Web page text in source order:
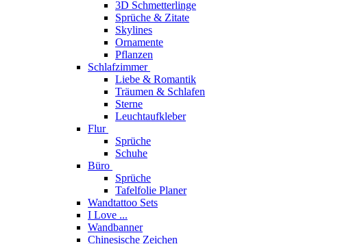
3D Schmetterlinge
Sprüche & Zitate
Skylines
Ornamente
Pflanzen
Schlafzimmer
Liebe & Romantik
Träumen & Schlafen
Sterne
Leuchtaufkleber
Flur
Sprüche
Schuhe
Büro
Sprüche
Tafelfolie Planer
Wandtattoo Sets
I Love ...
Wandbanner
Chinesische Zeichen